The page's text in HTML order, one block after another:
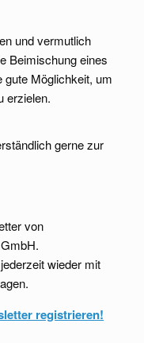
und vermutlich
Beimischung eines
Möglichkeit, um
erzielen.
gerne zur
von
wieder mit
registrieren!